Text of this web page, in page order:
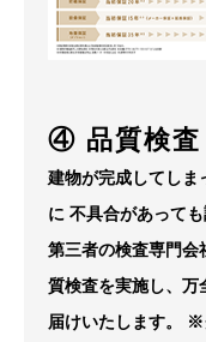
④ 品質検査
建物が完成してしま
に 不具合があっても
第三者の検査専門会
質検査を実施し、万
届けいたします。
※